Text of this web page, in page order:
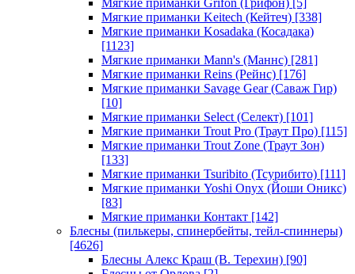
Мягкие приманки Grifon (Грифон) [5]
Мягкие приманки Keitech (Кейтеч) [338]
Мягкие приманки Kosadaka (Косадака)
[1123]
Мягкие приманки Mann's (Маннс) [281]
Мягкие приманки Reins (Рейнс) [176]
Мягкие приманки Savage Gear (Саваж Гир)
[10]
Мягкие приманки Select (Селект) [101]
Мягкие приманки Trout Pro (Траут Про) [115]
Мягкие приманки Trout Zone (Траут Зон)
[133]
Мягкие приманки Tsuribito (Тсурибито) [111]
Мягкие приманки Yoshi Onyx (Йоши Оникс)
[83]
Мягкие приманки Контакт [142]
Блесны (пилькеры, спинербейты, тейл-спиннеры)
[4626]
Блесны Алекс Краш (В. Терехин) [90]